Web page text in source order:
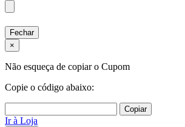
Fechar
×
Não esqueça de copiar o Cupom
Copie o código abaixo:
Copiar
Ir à Loja